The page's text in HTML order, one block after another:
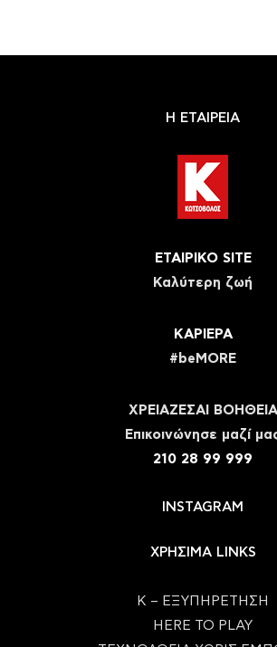
Η ΕΤΑΙΡΕΙΑ
ΕΤΑΙΡΙΚΟ SITE
Καλύτερη ζωή
ΚΑΡΙΕΡΑ
#beMORE
ΧΡΕΙΑΖΕΣΑΙ ΒΟΗΘΕΙΑ
Eπικοινώνησε μαζί
210 28 99 999
INSTAGRAM
ΧΡΗΣΙΜΑ LINKS
Κ – ΕΞΥΠΗΡΕΤΗΣΗ
HERE TO PLAY